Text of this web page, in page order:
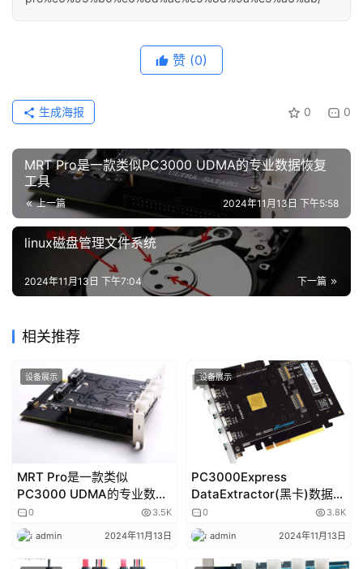
赞 (0)
0 0
生成海报
MRT Pro是一款类似PC3000 UDMA的专业数据恢复
工具
上一篇 2024年11月13日 下午5:58
linux磁盘管理文件系统
下一篇
2024年11月13日 下午7:04
相关推荐
设备展示
MRT Pro是一款类似
PC3000 UDMA的专业数据
恢复工具
0 3.5K
admin 2024年11月13日
设备展示
PC3000Express
DataExtractor(黑卡)数据恢
复软件
0 3.8K
admin 2024年11月13日